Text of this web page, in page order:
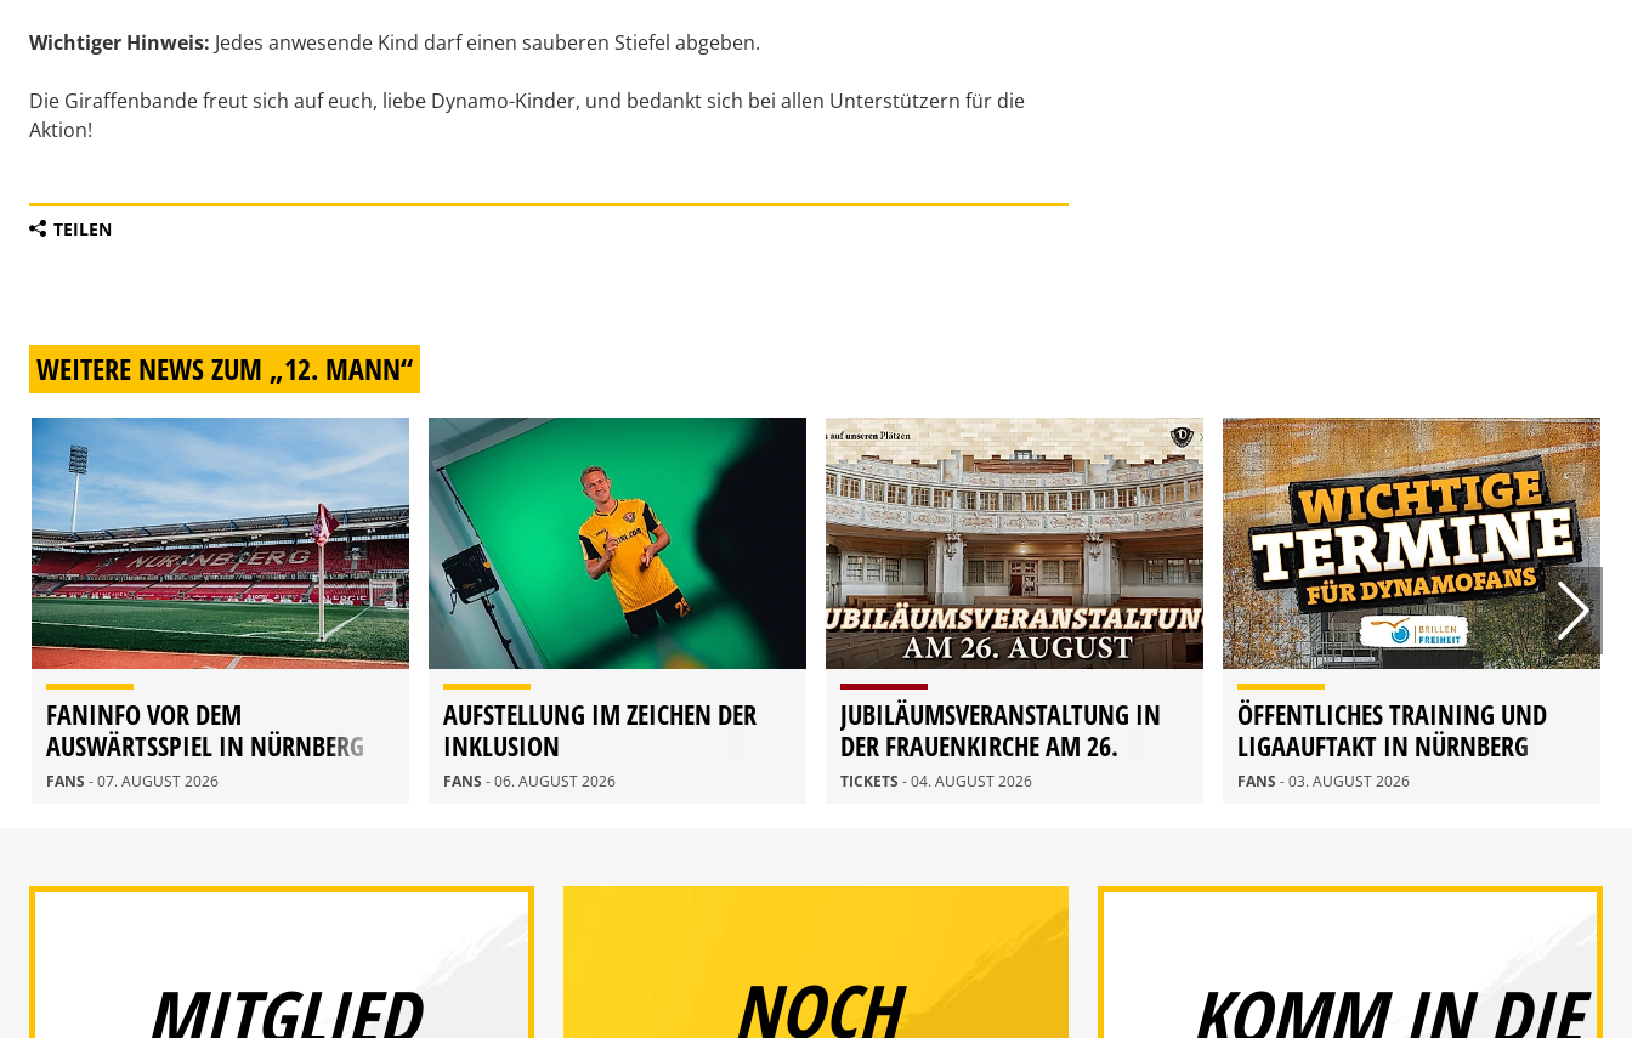
Wichtiger Hinweis: Jedes anwesende Kind darf einen sauberen Stiefel abgeben.
Die Giraffenbande freut sich auf euch, liebe Dynamo-Kinder, und bedankt sich bei allen Unterstützern für die
Aktion!
TEILEN
WEITERE NEWS ZUM „12. MANN“
FANINFO VOR DEM
AUSWÄRTSSPIEL IN NÜRNBERG
FANS - 07. AUGUST 2026
AUFSTELLUNG IM ZEICHEN DER
INKLUSION
FANS - 06. AUGUST 2026
JUBILÄUMSVERANSTALTUNG IN
DER FRAUENKIRCHE AM 26.
AUGUST
TICKETS - 04. AUGUST 2026
ÖFFENTLICHES TRAINING UND
LIGAAUFTAKT IN NÜRNBERG
FANS - 03. AUGUST 2026
MITGLIED NOCH KOMM IN DIE